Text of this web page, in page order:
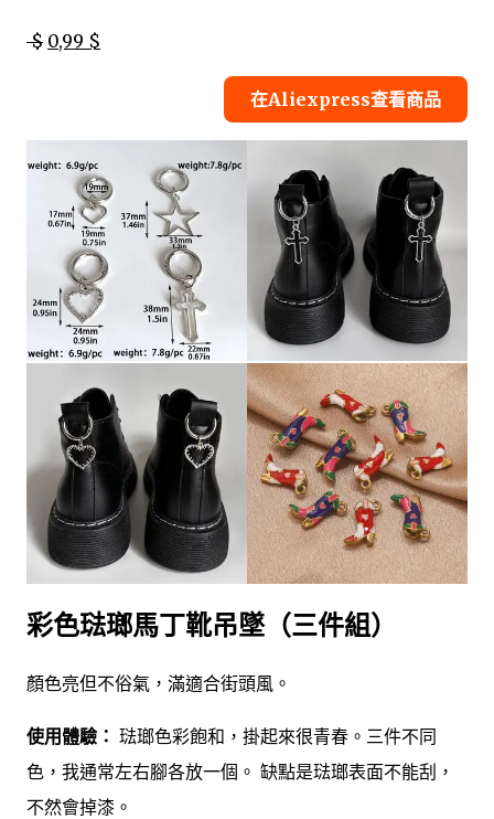
$ 0,99 $
在Aliexpress查看商品
彩色琺瑯馬丁靴吊墜（三件組）
顏色亮但不俗氣，滿適合街頭風。
使用體驗： 琺瑯色彩飽和，掛起來很青春。三件不同
色，我通常左右腳各放一個。 缺點是琺瑯表面不能刮，
不然會掉漆。